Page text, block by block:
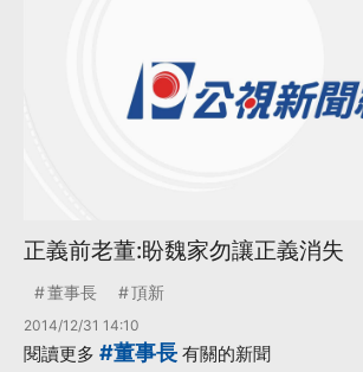
正義前老董:盼魏家勿讓正義消失
董事長 頂新
2014/12/31 14:10
閱讀更多 #董事長 有關的新聞